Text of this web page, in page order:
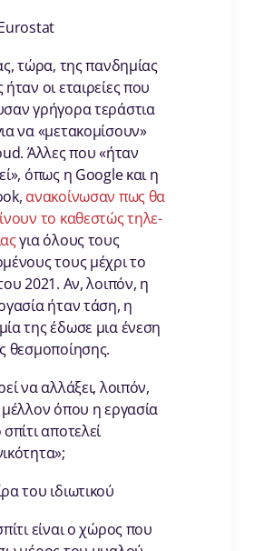
τώρα, της πανδημίας
οι εταιρείες που
γρήγορα τεράστια
να «μετακομίσουν»
Άλλες που «ήταν
όπως η Google και η
ανακοίνωσαν πως θα
το καθεστώς τηλε-
για όλους τους
τους μέχρι το
2021. Αν, λοιπόν, η
ήταν τάση, η
της έδωσε μια ένεση
θεσμοποίησης.
να αλλάξει, λοιπόν,
όπου η εργασία
αποτελεί
του ιδιωτικού
είναι ο χώρος που